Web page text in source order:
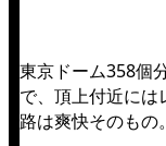
東京ドーム358個
で、頂上付近には
路は爽快そのもの。